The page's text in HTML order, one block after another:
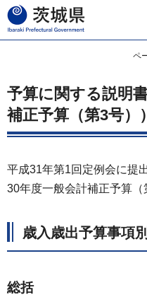
茨城県
ペ
予算に関する説明
補正予算（第3号））
平成31年第1回定例会に提
30年度一般会計補正予算（
歳入歳出予算事項
総括